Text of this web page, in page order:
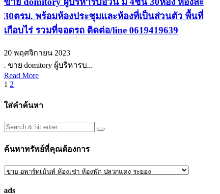
30ตรม. พร้อมห้องประชุมและห้องที่เป็นส่วนตัว พื้นที่
เกือบไร่ รวมที่จอดรถ ติดต่อ/line 0619419639
20 พฤศจิกายน 2023
. ขาย domitory ผู้บริหารบ...
Read More
Posts
pagination
1 2
ใส่คำค้นหา
ค้นหาทรัพย์ที่คุณต้องการ
ค้นหา
ads